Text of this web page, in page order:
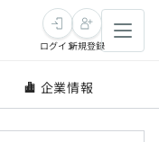
ログイン新規登録
企業情報